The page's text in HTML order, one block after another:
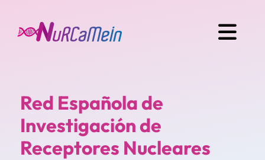
Red Española de
Investigación de
Receptores Nucleares